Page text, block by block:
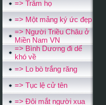
=> Trăm họ
=> Một mảng ký ức đẹp
=> Người Triều Châu ở
Miền Nam VN
=> Bình Dương đi dể
khó về
=> Lo bò trắng răng
=> Tục lệ cử tên
=> Ðôi mắt người xua